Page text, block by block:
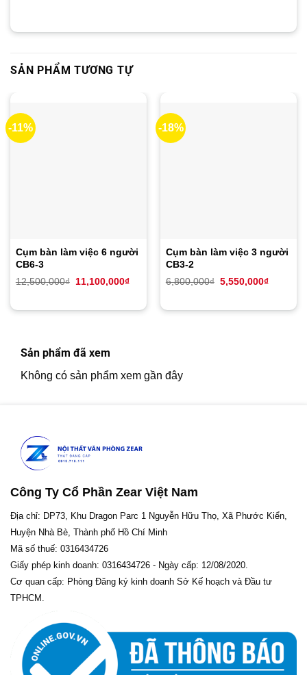
SẢN PHẨM TƯƠNG TỰ
-11%
Cụm bàn làm việc 6 người
CB6-3
12,500,000₫
Giá
12,500,000₫.
11,100,000₫Giá
là:
-18%
Cụm bàn làm việc 3 người
CB3-2
6,800,000₫ Giá
6,800,000₫.
5,550,000₫Giá
là:
Sản phẩm đã xem
Không có sản phẩm xem gần đây
Công Ty Cổ Phần Zear Việt Nam
Địa chỉ: DP73, Khu Dragon Parc 1 Nguyễn Hữu Thọ, Xã Phước Kiển,
Huyện Nhà Bè, Thành phố Hồ Chí Minh
Mã số thuế: 0316434726
Giấy phép kinh doanh: 0316434726 - Ngày cấp: 12/08/2020.
Cơ quan cấp: Phòng Đăng ký kinh doanh Sở Kế hoạch và Đầu tư
TPHCM.